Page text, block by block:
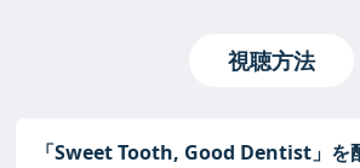
視聴方法
「Sweet Tooth, Good Dentist」を